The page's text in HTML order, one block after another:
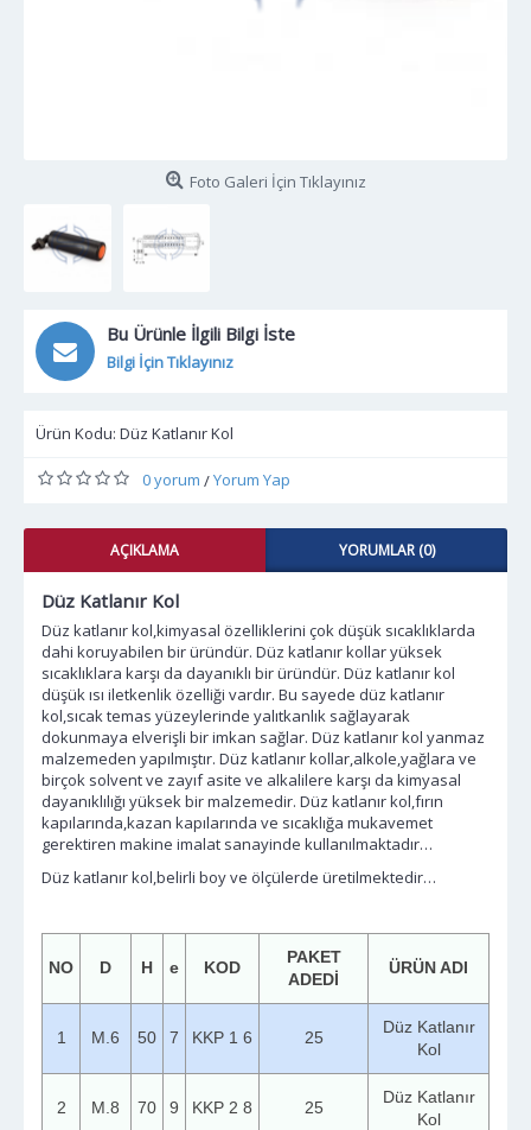
Foto Galeri İçin Tıklayınız
Bu Ürünle İlgili Bilgi İste
Bilgi İçin Tıklayınız
Ürün Kodu: Düz Katlanır Kol
0 yorum /Yorum Yap
AÇIKLAMA YORUMLAR (0)
Düz Katlanır Kol
Düz katlanır kol,kimyasal özelliklerini çok düşük sıcaklıklarda
dahi koruyabilen bir üründür. Düz katlanır kollar yüksek
sıcaklıklara karşı da dayanıklı bir üründür. Düz katlanır kol
düşük ısı iletkenlik özelliği vardır. Bu sayede düz katlanır
kol,sıcak temas yüzeylerinde yalıtkanlık sağlayarak
dokunmaya elverişli bir imkan sağlar. Düz katlanır kol yanmaz
malzemeden yapılmıştır. Düz katlanır kollar,alkole,yağlara ve
birçok solvent ve zayıf asite ve alkalilere karşı da kimyasal
dayanıklılığı yüksek bir malzemedir. Düz katlanır kol,fırın
kapılarında,kazan kapılarında ve sıcaklığa mukavemet
gerektiren makine imalat sanayinde kullanılmaktadır…
Düz katlanır kol,belirli boy ve ölçülerde üretilmektedir…
NO D H e KOD
PAKET
ADEDİ
ÜRÜN ADI
1 M.6 50 7 KKP 1 6 25
Düz Katlanır
Kol
2 M.8 70 9 KKP 2 8 25
Düz Katlanır
Kol